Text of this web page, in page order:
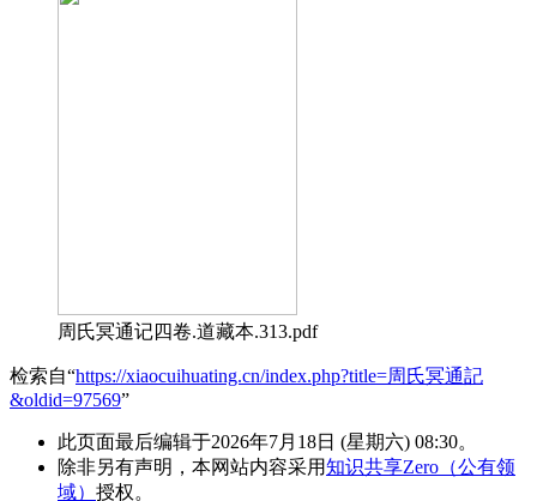
周氏冥通记四卷.道藏本.313.pdf
检索自“https://xiaocuihuating.cn/index.php?title=周氏冥通記
&oldid=97569”
此页面最后编辑于2026年7月18日 (星期六) 08:30。
除非另有声明，本网站内容采用知识共享Zero（公有领
域） 授权。